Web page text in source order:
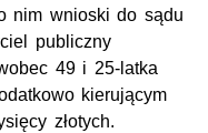
nim wnioski do sądu
publiczny
49 i 25-latka
kierującym
złotych.